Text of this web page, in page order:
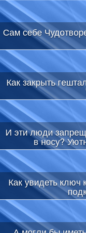
Сам себе
Как закрыть
И эти люди
в носу?
Как увидеть